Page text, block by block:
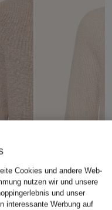
Cookies und andere Web-
nutzen wir und unsere
und unser
interessante Werbung auf